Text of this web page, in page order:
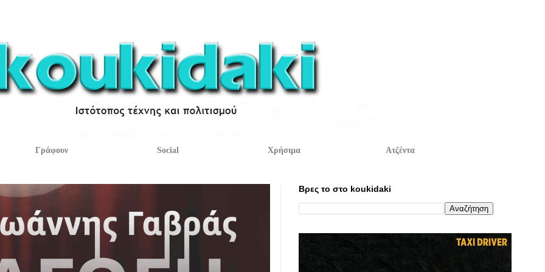
Γράφουν Social Χρήσιμα Ατζέντα
Βρες το στο koukidaki